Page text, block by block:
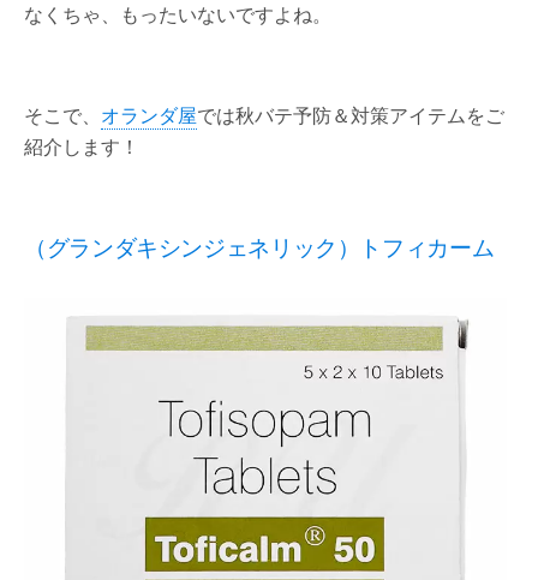
なくちゃ、もったいないですよね。
そこで、 オランダ屋では秋バテ予防＆対策アイテムをご
紹介します！
（グランダキシンジェネリック）トフィカーム